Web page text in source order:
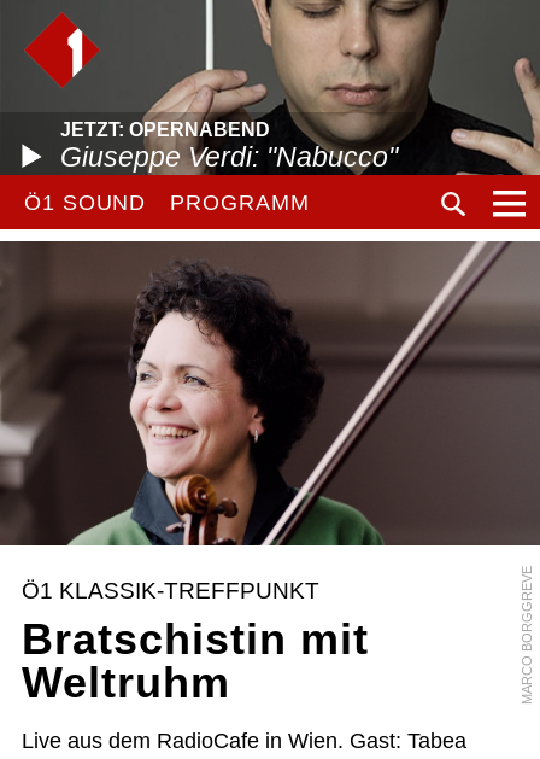
JETZT: OPERNABEND
Giuseppe Verdi: "Nabucco"
Ö1 SOUND PROGRAMM
MARCO BORGGREVE
Ö1 KLASSIK-TREFFPUNKT
Bratschistin mit
Weltruhm
Live aus dem RadioCafe in Wien. Gast: Tabea